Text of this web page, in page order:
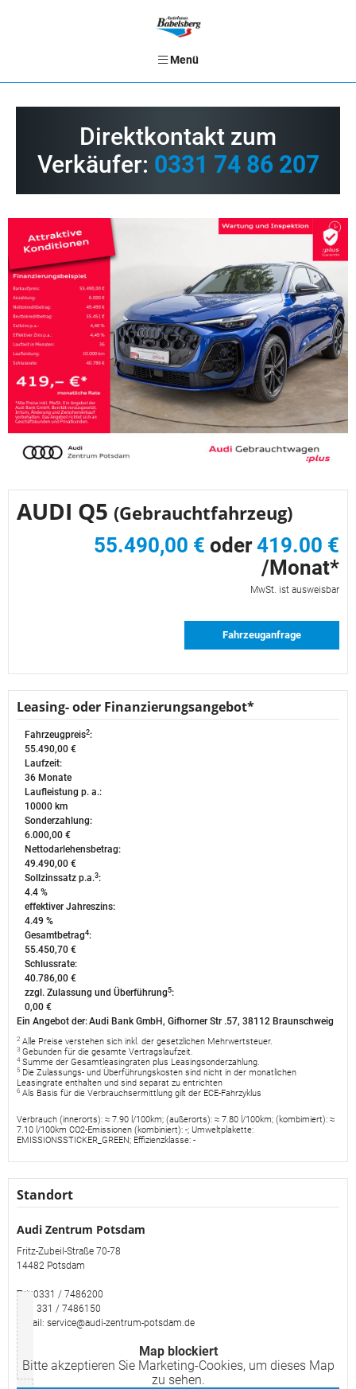
Menü
Direktkontakt zum
Verkäufer: 0331 74 86 207
AUDI Q5 (Gebrauchtfahrzeug)
55.490,00 € oder419.00 €
/Monat*
MwSt. ist ausweisbar
Fahrzeuganfrage
Leasing- oder Finanzierungsangebot*
Fahrzeugpreis2:
55.490,00 €
Laufzeit:
36 Monate
Laufleistung p. a.:
10000 km
Sonderzahlung:
6.000,00 €
Nettodarlehensbetrag:
49.490,00 €
Sollzinssatz p.a.3:
4.4 %
effektiver Jahreszins:
4.49 %
Gesamtbetrag4:
55.450,70 €
Schlussrate:
40.786,00 €
zzgl. Zulassung und Überführung5:
0,00 €
Ein Angebot der:Audi Bank GmbH, Gifhorner Str .57, 38112 Braunschweig
2 Alle Preise verstehen sich inkl. der gesetzlichen Mehrwertsteuer.
3 Gebunden für die gesamte Vertragslaufzeit.
4Summe der Gesamtleasingraten plus Leasingsonderzahlung.
5 Die Zulassungs- und Überführungskosten sind nicht in der monatlichen
Leasingrate enthalten und sind separat zu entrichten
6 Als Basis für die Verbrauchsermittlung gilt der ECE-Fahrzyklus
Verbrauch (innerorts): ≈ 7.90 l/100km; (außerorts): ≈ 7.80 l/100km; (kombimiert): ≈
7.10 l/100km CO2-Emissionen (kombiniert): -; Umweltplakette:
EMISSIONSSTICKER_GREEN; Effizienzklasse: -
Standort
Audi Zentrum Potsdam
Fritz-Zubeil-Straße 70-78
14482 Potsdam
Tel: 0331 / 7486200
Fax: 331 / 7486150
E-Mail: service@audi-zentrum-potsdam.de
Map blockiert
Bitte akzeptieren Sie Marketing-Cookies, um dieses Map
zu sehen.